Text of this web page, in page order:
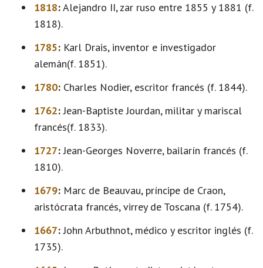
1818:Alejandro II, zar ruso entre 1855 y 1881 (f.
1818).
1785: Karl Drais, inventor e investigador
alemán(f. 1851).
1780: Charles Nodier, escritor francés (f. 1844).
1762:Jean-Baptiste Jourdan, militar y mariscal
francés(f. 1833).
1727:Jean-Georges Noverre, bailarín francés (f.
1810).
1679: Marc de Beauvau, príncipe de Craon,
aristócrata francés, virrey de Toscana (f. 1754).
1667:John Arbuthnot, médico y escritor inglés (f.
1735).